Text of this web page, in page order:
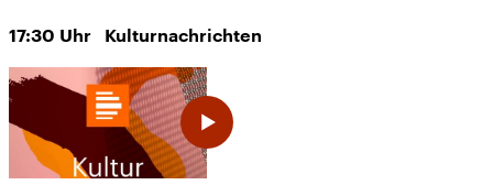
17:30 Uhr Kulturnachrichten